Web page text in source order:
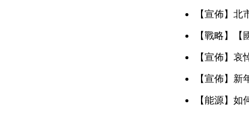
【宣佈】北
【戰略】
【宣佈】哀
【宣佈】新
【能源】